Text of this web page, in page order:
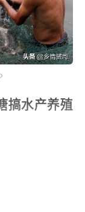
搞水产养殖
。
该搞清楚农